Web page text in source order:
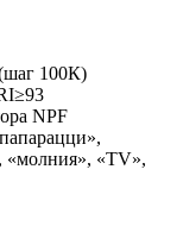
100К)
NPF
«молния», «TV»,